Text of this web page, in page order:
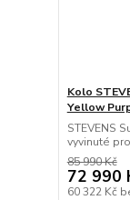
Kolo
Yellow
STEVENS
vyvinuté
85 990 Kč
72 990
60 322 Kč